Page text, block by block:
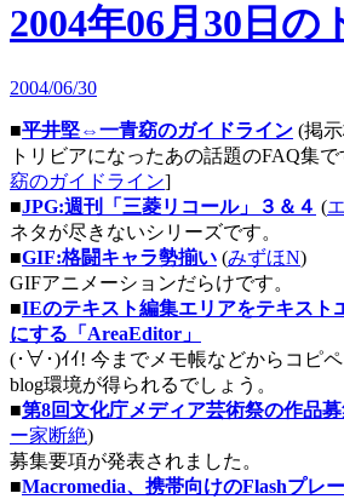
2004年06月30日の
2004/06/30
■平井堅⇔一青窈のガイドライン (掲
トリビアになったあの話題のFAQ集で
窈のガイドライン]
■JPG:週刊「三菱リコール」３＆４ (
ネタが尽きないシリーズです。
■GIF:格闘キャラ勢揃い (みずほN)
GIFアニメーションだらけです。
■IEのテキスト編集エリアをテキスト
にする「AreaEditor」
(･∀･)ｲｲ! 今までメモ帳などからコピ
blog環境が得られるでしょう。
■第8回文化庁メディア芸術祭の作品
ー家断絶)
募集要項が発表されました。
■Macromedia、携帯向けのFlashプレ